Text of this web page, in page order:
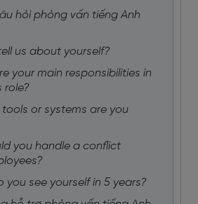
hỏi phỏng vấn tiếng Anh
us about yourself?
your main responsibilities in
role?
tools or systems are you
you handle a conflict
you see yourself in 5 years?